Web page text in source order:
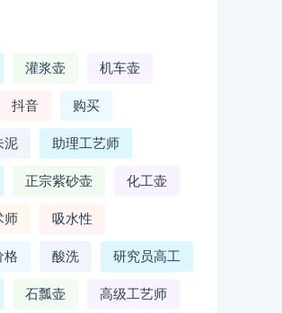
灌浆壶 机车壶
抖音 购买
泥 助理工艺师
正宗紫砂壶 化工壶
师 吸水性
格 酸洗 研究员高工
石瓢壶 高级工艺师